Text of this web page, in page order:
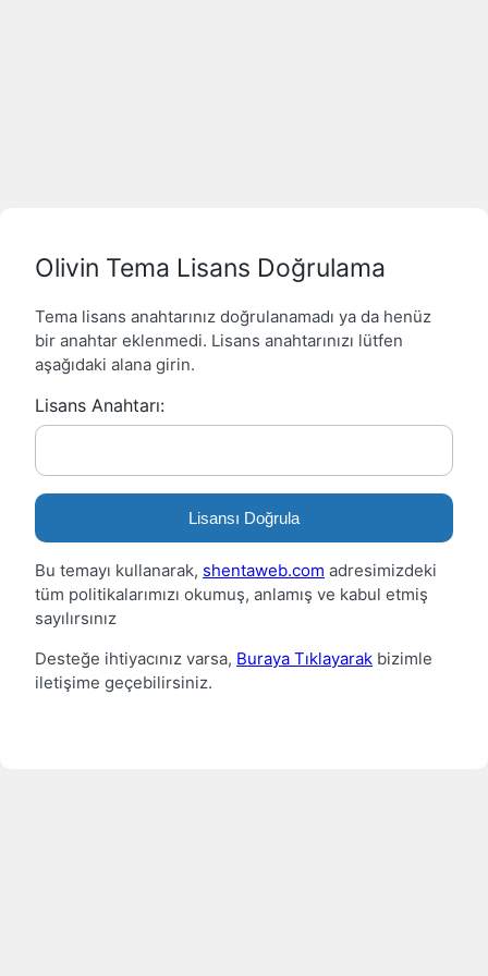
Olivin Tema Lisans Doğrulama
Tema lisans anahtarınız doğrulanamadı ya da henüz
bir anahtar eklenmedi. Lisans anahtarınızı lütfen
aşağıdaki alana girin.
Lisans Anahtarı:
Lisansı Doğrula
Bu temayı kullanarak, shentaweb.com adresimizdeki
tüm politikalarımızı okumuş, anlamış ve kabul etmiş
sayılırsınız
Desteğe ihtiyacınız varsa, Buraya Tıklayarak bizimle
iletişime geçebilirsiniz.